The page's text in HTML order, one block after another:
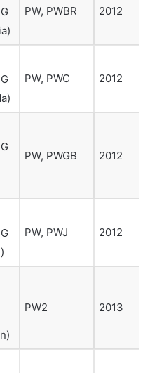
PW, PWBR 2012
PW, PWC 2012
PW, PWGB 2012
PW, PWJ 2012
PW2 2013